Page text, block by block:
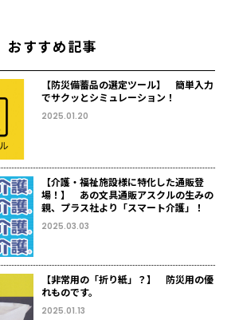
おすすめ記事
【防災備蓄品の選定ツール】 簡単入力
でサクッとシミュレーション！
2025.01.20
【介護・福祉施設様に特化した通販登
場！】 あの文具通販アスクルの生みの
親、プラス社より「スマート介護」！
2025.03.03
【非常用の「折り紙」？】 防災用の優
れものです。
2025.01.13